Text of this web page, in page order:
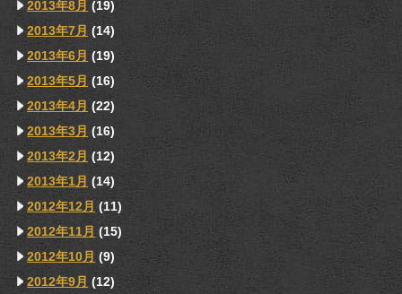
2013年8月 (19)
2013年7月 (14)
2013年6月 (19)
2013年5月 (16)
2013年4月 (22)
2013年3月 (16)
2013年2月 (12)
2013年1月 (14)
2012年12月 (11)
2012年11月 (15)
2012年10月 (9)
2012年9月 (12)